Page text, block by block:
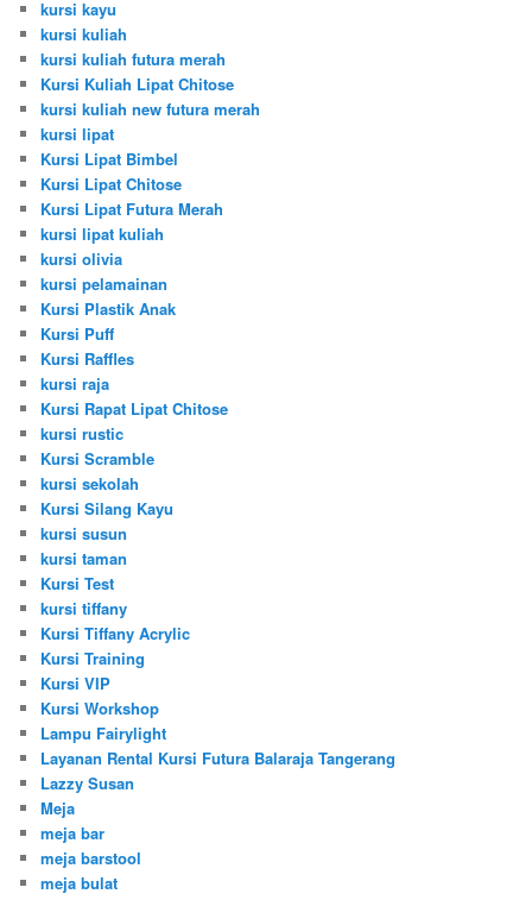
kursi kayu
kursi kuliah
kursi kuliah futura merah
Kursi Kuliah Lipat Chitose
kursi kuliah new futura merah
kursi lipat
Kursi Lipat Bimbel
Kursi Lipat Chitose
Kursi Lipat Futura Merah
kursi lipat kuliah
kursi olivia
kursi pelamainan
Kursi Plastik Anak
Kursi Puff
Kursi Raffles
kursi raja
Kursi Rapat Lipat Chitose
kursi rustic
Kursi Scramble
kursi sekolah
Kursi Silang Kayu
kursi susun
kursi taman
Kursi Test
kursi tiffany
Kursi Tiffany Acrylic
Kursi Training
Kursi VIP
Kursi Workshop
Lampu Fairylight
Layanan Rental Kursi Futura Balaraja Tangerang
Lazzy Susan
Meja
meja bar
meja barstool
meja bulat